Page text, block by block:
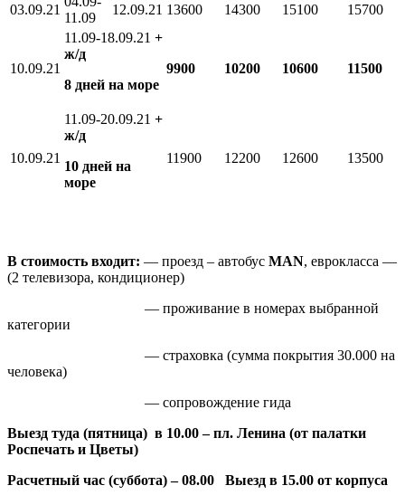
03.09.21
11.09
12.09.21 13600 14300 15100 15700
10.09.21
11.09-18.09.21 +
ж/д
8 дней на море
9900 10200 10600 11500
10.09.21
11.09-20.09.21 +
ж/д
10 дней на
море
11900 12200 12600 13500
В стоимость входит: — проезд – автобус MAN, еврокласса —
(2 телевизора, кондиционер)
— проживание в номерах выбранной
категории
— страховка (сумма покрытия 30.000 на
человека)
— сопровождение гида
Выезд туда (пятница) в 10.00 – пл. Ленина (от палатки
Роспечать и Цветы)
Расчетный час (суббота) – 08.00 Выезд в 15.00 от корпуса